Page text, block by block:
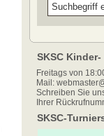
SKSC
Freitags von
Mail:
Schreiben Sie
Ihrer
SKSC-